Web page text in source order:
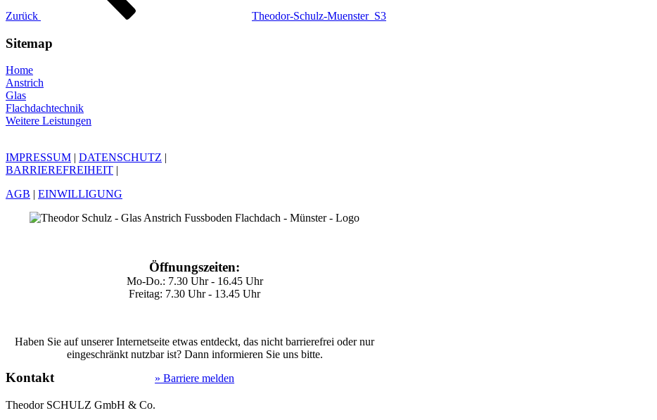
Zurück Theodor-Schulz-Muenster_S3
Sitemap
Home
Anstrich
Glas
Flachdachtechnik
Weitere Leistungen
IMPRESSUM | DATENSCHUTZ |
BARRIEREFREIHEIT |
AGB | EINWILLIGUNG
Öffnungszeiten:
Mo-Do.: 7.30 Uhr - 16.45 Uhr
Freitag: 7.30 Uhr - 13.45 Uhr
Haben Sie auf unserer Internetseite etwas entdeckt, das nicht barrierefrei oder nur
eingeschränkt nutzbar ist? Dann informieren Sie uns bitte.
» Barriere melden
Kontakt
Theodor SCHULZ GmbH & Co.